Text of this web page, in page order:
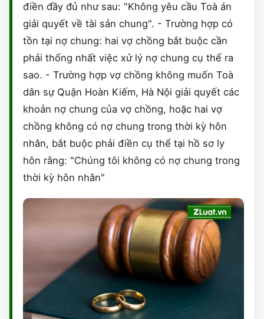
điền đầy đủ như sau: "Không yêu cầu Toà án
giải quyết về tài sản chung". - Trường hợp có
tồn tại nợ chung: hai vợ chồng bắt buộc cần
phải thống nhất việc xử lý nợ chung cụ thể ra
sao. - Trường hợp vợ chồng không muốn Toà
dân sự Quận Hoàn Kiếm, Hà Nội giải quyết các
khoản nợ chung của vợ chồng, hoặc hai vợ
chồng không có nợ chung trong thời kỳ hôn
nhân, bắt buộc phải điền cụ thể tại hồ sơ ly
hôn rằng: "Chúng tôi không có nợ chung trong
thời kỳ hôn nhân"